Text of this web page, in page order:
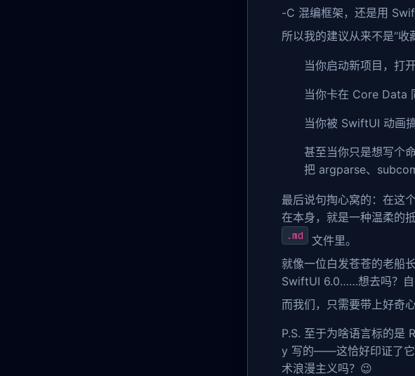
-C 混编框架，还是用
所以我的建议从来不是“
当你启动新项目，打
当你卡在 Core Data
当你被 SwiftUI 动画搞
甚至当你只是想写个
把 argparse、
最后说句掏心窝的：在这
在本身，就是一种温柔的
.md
文件里。
就像一位白发苍苍的老船
SwiftUI 6.0……想去吗？自
而我们，只需要带上好奇
P.S. 至于为啥语言标的是
y 写的——这恰好印证了它
术浪漫主义吗？😉